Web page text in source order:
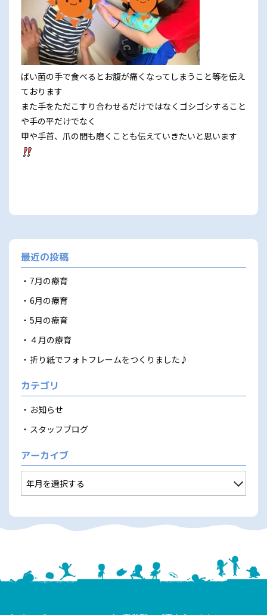
ばい菌の手で食べるとお腹が痛くなってしまうこと等を伝え
ております
また手をただこすり合わせるだけではなくゴシゴシすること
や手の平だけでなく
甲や手首、爪の間も磨くことも伝えていきたいと思います
最近の投稿
7月の療育
6月の療育
5月の療育
４月の療育
折り紙でフォトフレームをつくりました♪
カテゴリ
お知らせ
スタッフブログ
アーカイブ